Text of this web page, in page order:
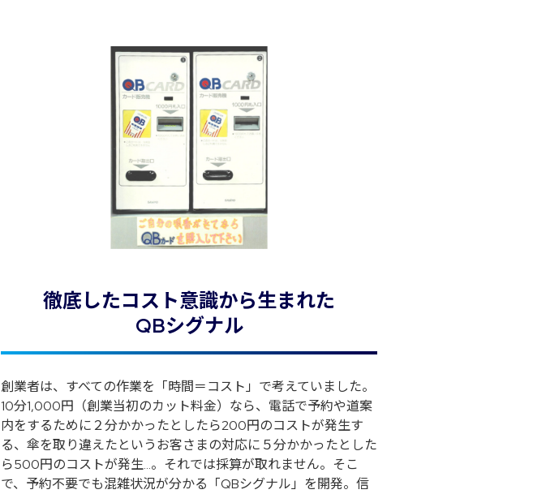
徹底したコスト意識から生まれた
QBシグナル
創業者は、すべての作業を「時間＝コスト」で考えていました。
10分1,000円（創業当初のカット料金）なら、電話で予約や道案
内をするために２分かかったとしたら200円のコストが発生す
る、傘を取り違えたというお客さまの対応に５分かかったとした
ら500円のコストが発生…。それでは採算が取れません。そこ
で、予約不要でも混雑状況が分かる「QBシグナル」を開発。信